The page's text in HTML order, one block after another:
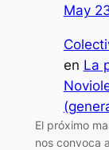
May
en La
El próximo
nos convoca